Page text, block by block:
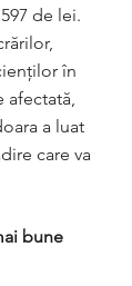
de lei.
în
afectată,
a luat
care va
bune